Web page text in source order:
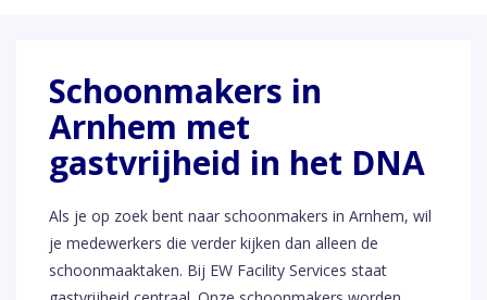
Schoonmakers in
Arnhem met
gastvrijheid in het DNA
Als je op zoek bent naar schoonmakers in Arnhem, wil
je medewerkers die verder kijken dan alleen de
schoonmaaktaken. Bij EW Facility Services staat